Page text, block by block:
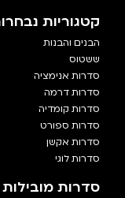
קטגוריות
הבנים והבנות
ששטוס
סדרות אנימציה
סדרות דרמה
סדרות קומדיה
סדרות ספורט
סדרות אקשן
סדרות לוגי
סדרות מובילות